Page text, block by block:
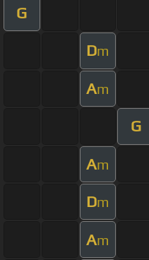
G
Dm
Am
G
Am
Dm
Am